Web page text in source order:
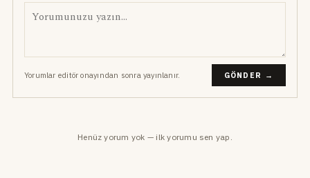
Yorumlar editör onayından sonra yayınlanır. GÖNDER →
Henüz yorum yok — ilk yorumu sen yap.